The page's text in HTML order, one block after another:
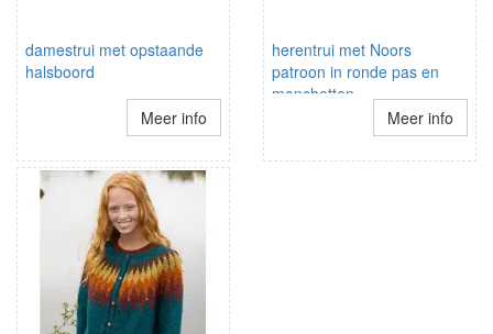
damestrui met opstaande
halsboord
Meer info
herentrui met Noors
patroon in ronde pas en
manchetten
Meer info